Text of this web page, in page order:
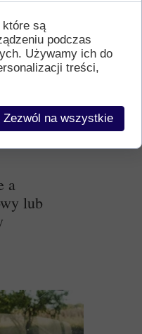
a
lub
które są
podczas
Używamy ich do
treści,
Zezwól na wszystkie